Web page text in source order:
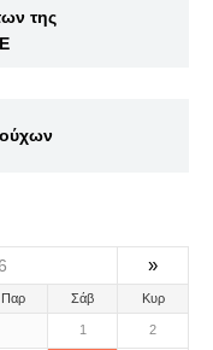
της
»
Παρ Σάβ Κυρ
1 2